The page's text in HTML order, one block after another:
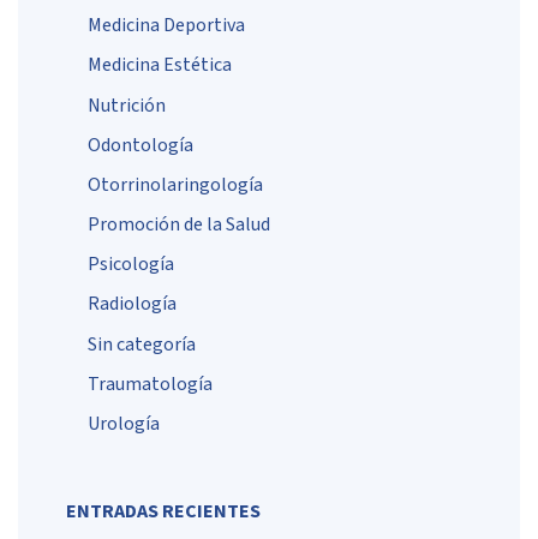
Medicina Deportiva
Medicina Estética
Nutrición
Odontología
Otorrinolaringología
Promoción de la Salud
Psicología
Radiología
Sin categoría
Traumatología
Urología
ENTRADAS RECIENTES